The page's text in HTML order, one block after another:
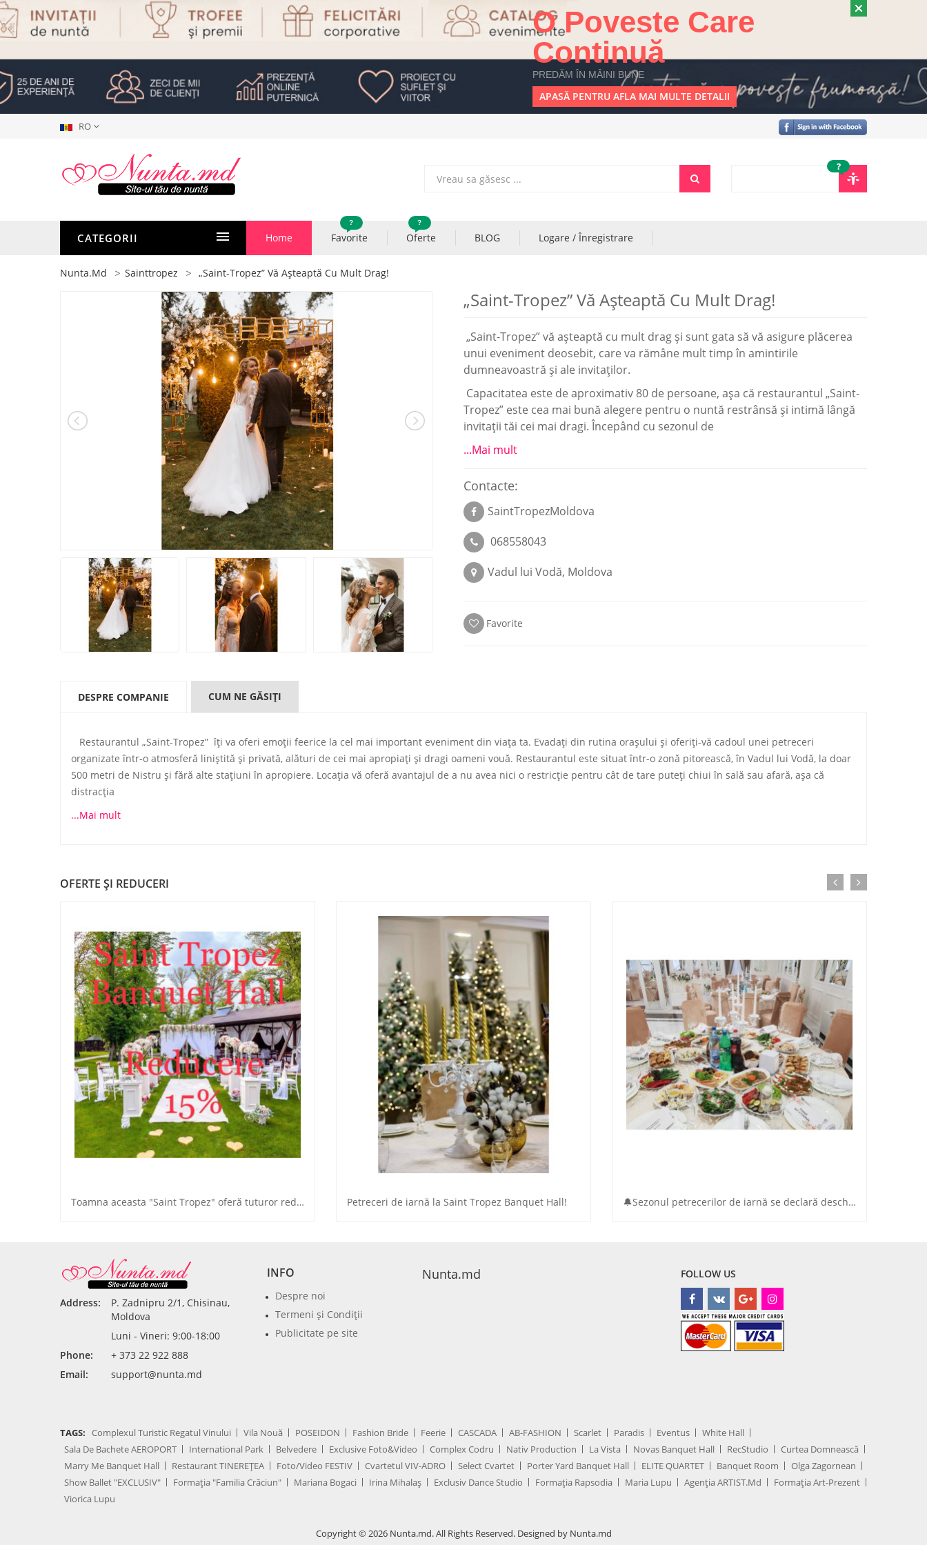
O Poveste Care
Continuă
PREDĂM ÎN MÂINI BUNE
APASĂ PENTRU AFLA MAI MULTE DETALII
RO
?
CATEGORII Home Favorite
?
Oferte
?
BLOG Logare / Înregistrare
Nunta.md Sainttropez „Saint-Tropez” Vă Așteaptă Cu Mult Drag!
„Saint-Tropez” Vă Așteaptă Cu Mult Drag!
„Saint-Tropez” vă așteaptă cu mult drag și sunt gata să vă asigure plăcerea
unui eveniment deosebit, care va rămâne mult timp în amintirile
dumneavoastră și ale invitaților.
Capacitatea este de aproximativ 80 de persoane, așa că restaurantul „Saint-
Tropez” este cea mai bună alegere pentru o nuntă restrânsă și intimă lângă
invitații tăi cei mai dragi. Începând cu sezonul de
...Mai mult
Contacte:
SaintTropezMoldova
068558043
Vadul lui Vodă, Moldova
Favorite
DESPRE COMPANIE CUM NE GĂSIŢI
Restaurantul „Saint-Tropez” îți va oferi emoții feerice la cel mai important eveniment din viața ta. Evadați din rutina orașului și oferiți-vă cadoul unei petreceri
organizate într-o atmosferă liniștită și privată, alături de cei mai apropiați și dragi oameni vouă. Restaurantul este situat într-o zonă pitorească, în Vadul lui Vodă, la doar
500 metri de Nistru și fără alte stațiuni în apropiere. Locația vă oferă avantajul de a nu avea nici o restricție pentru cât de tare puteți chiui în sală sau afară, așa că
distracția
...Mai mult
OFERTE ŞI REDUCERI
Toamna aceasta "Saint Tropez" oferă tuturor reducere! Petreceri de iarnă la Saint Tropez Banquet Hall! 🔔Sezonul petrecerilor de iarnă se declară deschis la Saint Tropez Banquet Hall!
Address:
P. Zadnipru 2/1, Chisinau,
Moldova
Luni - Vineri: 9:00-18:00
Phone:
+ 373 22 922 888
Email:
support@nunta.md
INFO
Despre noi
Termeni şi Condiţii
Publicitate pe site
Nunta.md FOLLOW US
TAGS: Complexul Turistic Regatul Vinului Vila Nouă POSEIDON Fashion Bride Feerie CASCADA AB-FASHION Scarlet Paradis Eventus
White Hall
Sala De Bachete AEROPORT
International Park Belvedere Exclusive Foto&Video Complex Codru Nativ Production La Vista Novas Banquet Hall RecStudio
Curtea Domnească
Marry Me Banquet Hall
Restaurant TINEREȚEA Foto/Video FESTIV Cvartetul VIV-ADRO Select Cvartet Porter Yard Banquet Hall ELITE QUARTET Banquet Room
Olga Zagornean
Show Ballet "EXCLUSIV"
Formația "Familia Crăciun" Mariana Bogaci Irina Mihalaș Exclusiv Dance Studio Formația Rapsodia Maria Lupu Agenţia ARTIST.md
Formația Art-Prezent
Viorica Lupu
Copyright © 2026 Nunta.md. All Rights Reserved. Designed by Nunta.md